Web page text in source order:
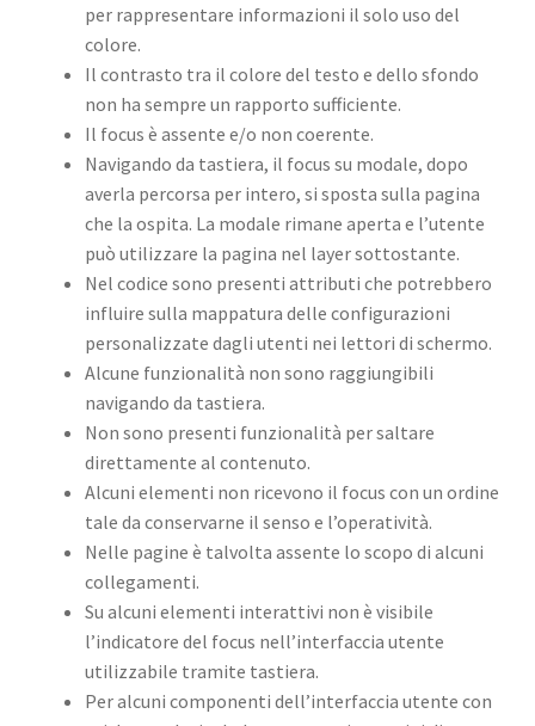
per rappresentare informazioni il solo uso del
colore.
Il contrasto tra il colore del testo e dello sfondo
non ha sempre un rapporto sufficiente.
Il focus è assente e/o non coerente.
Navigando da tastiera, il focus su modale, dopo
averla percorsa per intero, si sposta sulla pagina
che la ospita. La modale rimane aperta e l’utente
può utilizzare la pagina nel layer sottostante.
Nel codice sono presenti attributi che potrebbero
influire sulla mappatura delle configurazioni
personalizzate dagli utenti nei lettori di schermo.
Alcune funzionalità non sono raggiungibili
navigando da tastiera.
Non sono presenti funzionalità per saltare
direttamente al contenuto.
Alcuni elementi non ricevono il focus con un ordine
tale da conservarne il senso e l’operatività.
Nelle pagine è talvolta assente lo scopo di alcuni
collegamenti.
Su alcuni elementi interattivi non è visibile
l’indicatore del focus nell’interfaccia utente
utilizzabile tramite tastiera.
Per alcuni componenti dell’interfaccia utente con